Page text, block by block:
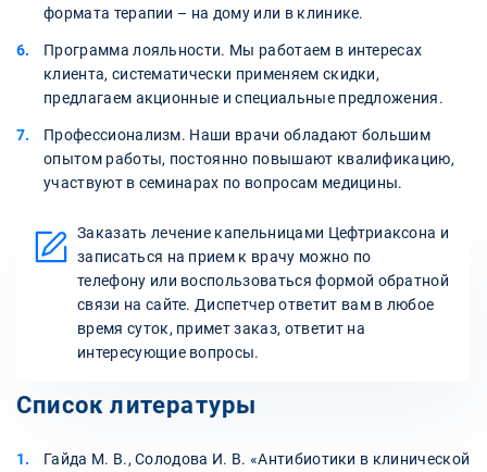
формата терапии – на дому или в клинике.
Программа лояльности. Мы работаем в интересах
клиента, систематически применяем скидки,
предлагаем акционные и специальные предложения.
Профессионализм. Наши врачи обладают большим
опытом работы, постоянно повышают квалификацию,
участвуют в семинарах по вопросам медицины.
Заказать лечение капельницами Цефтриаксона и
записаться на прием к врачу можно по
телефону или воспользоваться формой обратной
связи на сайте. Диспетчер ответит вам в любое
время суток, примет заказ, ответит на
интересующие вопросы.
Список литературы
Гайда М. В., Солодова И. В. «Антибиотики в клинической